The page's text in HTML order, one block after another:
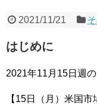
2021/11/21
はじめに
2021年11月15日週
【15日（月）米国市